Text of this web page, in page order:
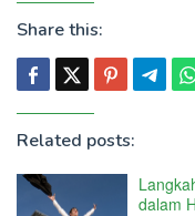
Share this:
Related posts:
dalam